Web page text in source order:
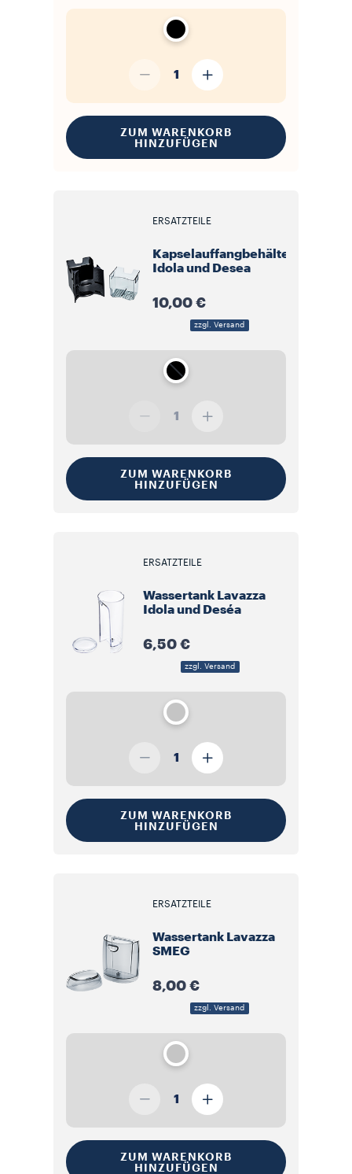
1
ZUM WARENKORB
HINZUFÜGEN
ERSATZTEILE
Kapselauffangbehälter
Idola und Desea
10,00 €
zzgl. Versand
1
ZUM WARENKORB
HINZUFÜGEN
ERSATZTEILE
Wassertank Lavazza
Idola und Deséa
6,50 €
zzgl. Versand
1
ZUM WARENKORB
HINZUFÜGEN
ERSATZTEILE
Wassertank Lavazza
SMEG
8,00 €
zzgl. Versand
1
ZUM WARENKORB
HINZUFÜGEN